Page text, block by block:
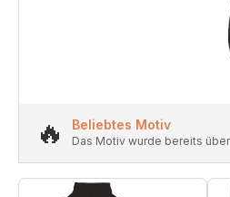
🔥 Beliebtes Motiv
Das Motiv wurde bereits